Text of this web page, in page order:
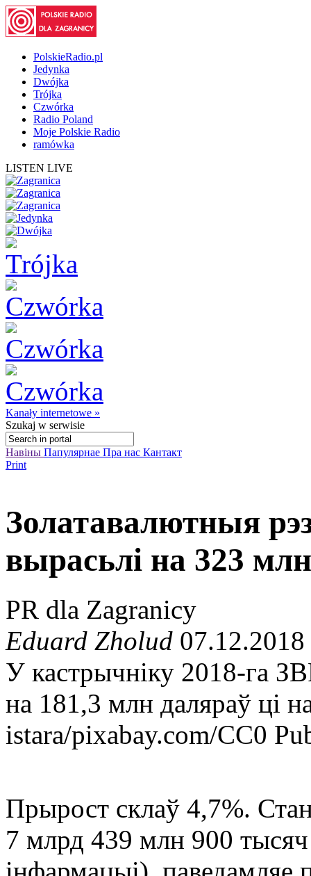
PolskieRadio.pl
Jedynka
Dwójka
Trójka
Czwórka
Radio Poland
Moje Polskie Radio
ramówka
LISTEN LIVE
Kanały internetowe »
Szukaj w serwisie
Навіны Папулярнае Пра нас Кантакт
Print
Золатавалютныя
вырасьлі на 323
PR dla Zagranicy
Eduard Zholud
У кастрычніку 2018-га
на 181,3 млн даляраў ці
istara/pixabay.com/CC0
Прырост склаў 4,7%.
7 млрд 439 млн 900